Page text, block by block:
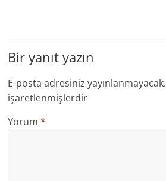
Bir yanıt yazın
E-posta adresiniz yayınlanmayacak.
işaretlenmişlerdir
Yorum*